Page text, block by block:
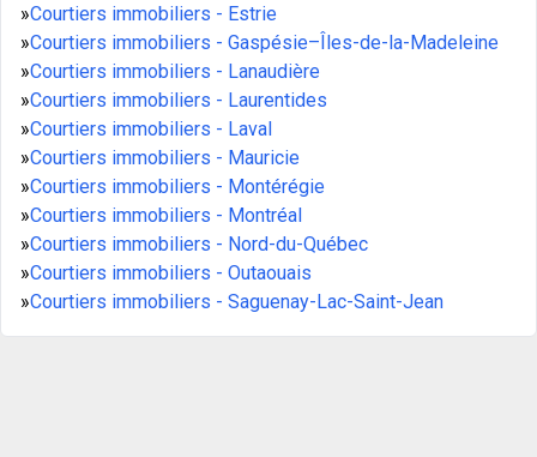
»Courtiers immobiliers - Estrie
»Courtiers immobiliers - Gaspésie–Îles-de-la-Madeleine
»Courtiers immobiliers - Lanaudière
»Courtiers immobiliers - Laurentides
»Courtiers immobiliers - Laval
»Courtiers immobiliers - Mauricie
»Courtiers immobiliers - Montérégie
»Courtiers immobiliers - Montréal
»Courtiers immobiliers - Nord-du-Québec
»Courtiers immobiliers - Outaouais
»Courtiers immobiliers - Saguenay-Lac-Saint-Jean